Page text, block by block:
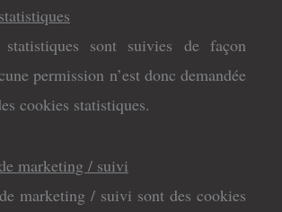
sont suivies de façon
permission n’est donc demandée
cookies statistiques.
marketing / suivi
marketing / suivi sont des cookies